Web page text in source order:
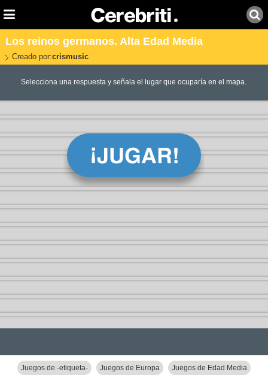
Los reinos germanos. Alta Edad Media
Creado por:crismusic
Selecciona una respuesta y señala el lugar que ocuparía en el mapa.
Juegos de -etiqueta- Juegos de Europa Juegos de Edad Media